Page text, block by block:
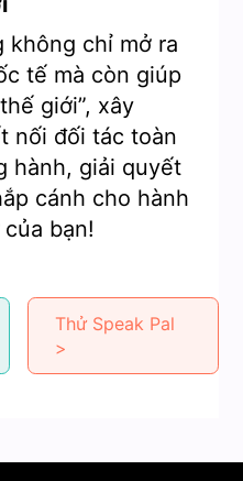
không chỉ mở ra
tế mà còn giúp
giới”, xây
nối đối tác toàn
hành, giải quyết
cánh cho hành
bạn!
Thử Speak Pal
>